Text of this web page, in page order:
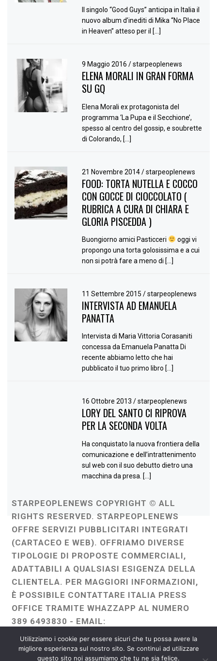
Il singolo “Good Guys” anticipa in Italia il
nuovo album d’inediti di Mika “No Place
in Heaven” atteso per il […]
9 Maggio 2016/ starpeoplenews
ELENA MORALI IN GRAN FORMA
SU GQ
Elena Morali ex protagonista del
programma ‘La Pupa e il Secchione’,
spesso al centro del gossip, e soubrette
di Colorando, […]
21 Novembre 2014/ starpeoplenews
FOOD: TORTA NUTELLA E COCCO
CON GOCCE DI CIOCCOLATO (
RUBRICA A CURA DI CHIARA E
GLORIA PISCEDDA )
Buongiorno amici Pasticceri
oggi vi
propongo una torta golosissima e a cui
non si potrà fare a meno di […]
11 Settembre 2015/ starpeoplenews
INTERVISTA AD EMANUELA
PANATTA
Intervista di Maria Vittoria Corasaniti
concessa da Emanuela Panatta Di
recente abbiamo letto che hai
pubblicato il tuo primo libro […]
16 Ottobre 2013/ starpeoplenews
LORY DEL SANTO CI RIPROVA
PER LA SECONDA VOLTA
Ha conquistato la nuova frontiera della
comunicazione e dell’intrattenimento
sul web con il suo debutto dietro una
macchina da presa. […]
STARPEOPLENEWS COPYRIGHT © ALL
RIGHTS RESERVED. STARPEOPLENEWS
OFFRE SERVIZI PUBBLICITARI INTEGRATI
(CARTACEO E WEB). OFFRIAMO DIVERSE
TIPOLOGIE DI PROPOSTE COMMERCIALI,
ADATTABILI A QUALSIASI ESIGENZA DELLA
CLIENTELA. PER MAGGIORI INFORMAZIONI,
È POSSIBILE CONTATTARE ITALIA PRESS
OFFICE TRAMITE WHAZZAPP AL NUMERO
389 6493830 - EMAIL:
ITALIAPRESSOFFICE@GMAIL.COM
WEBMASTER :FRANCESCO GENTILE
Utilizziamo i cookie per essere sicuri che tu possa avere la
migliore esperienza sul nostro sito. Se continui ad utilizzare
questo sito noi assumiamo che tu ne sia felice.